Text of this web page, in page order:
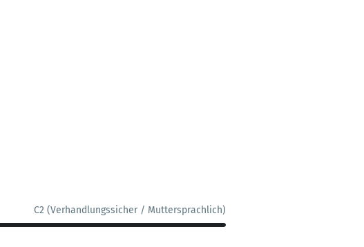
C2 (Verhandlungssicher / Muttersprachlich)